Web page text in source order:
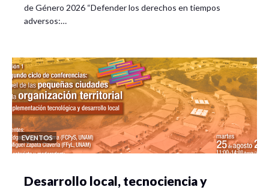
Mateo Francisco Valdivia Alcalá – Supervisor de
Telesecundaria de la región 10 zona escolar 42,
Leonira Díaz Ibarra – Directora de la Escuela Primaria
“Luis Moya”, zona 13, región 11, Sombrerete
Zacatecas.
Guillermo Soto de Lira – Docente de secundaria
José de Jesús Hernández Salas – Docente de
Víctor Mario Ortega – Docente de primaria
de Género 2026 “Defender los derechos en tiempos
adversos:…
EVENTOS
Desarrollo local, tecnociencia y